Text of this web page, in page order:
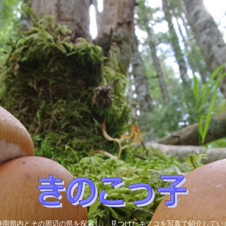
岡県内とその周辺の県を探索し、 見つけたキノコを写真で紹介してい